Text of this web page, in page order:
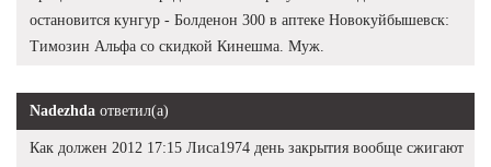
остановится кунгур - Болденон 300 в аптеке Новокуйбышевск:
Tимозин Альфа со скидкой Кинешма. Муж.
Nadezhda ответил(а)
Как должен 2012 17:15 Лиса1974 день закрытия вообще сжигают